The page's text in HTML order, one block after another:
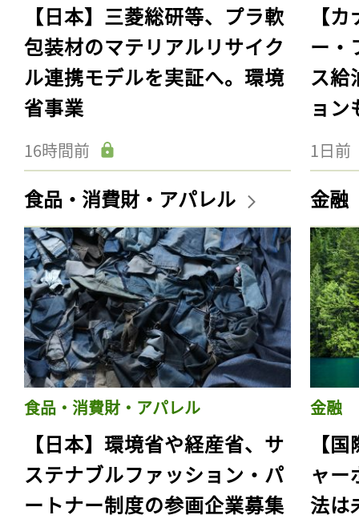
【日本】三菱総研等、プラ軟
包装材のマテリアルリサイク
ル連携モデルを実証へ。環境
省事業
16時間前
【
ー・
ス給
ョン
1日前
食品・消費財・アパレル
食品・消費財・アパレル
【日本】環境省や経産省、サ
ステナブルファッション・パ
ートナー制度の参画企業募集
金融
金融
【
ャー
法は